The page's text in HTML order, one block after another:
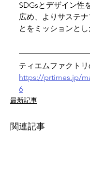
SDGsとデザイン性
広め、よりサステ
とをミッションと
ティエムファクト
https://prtimes.jp/
6
最新記事
関連記事